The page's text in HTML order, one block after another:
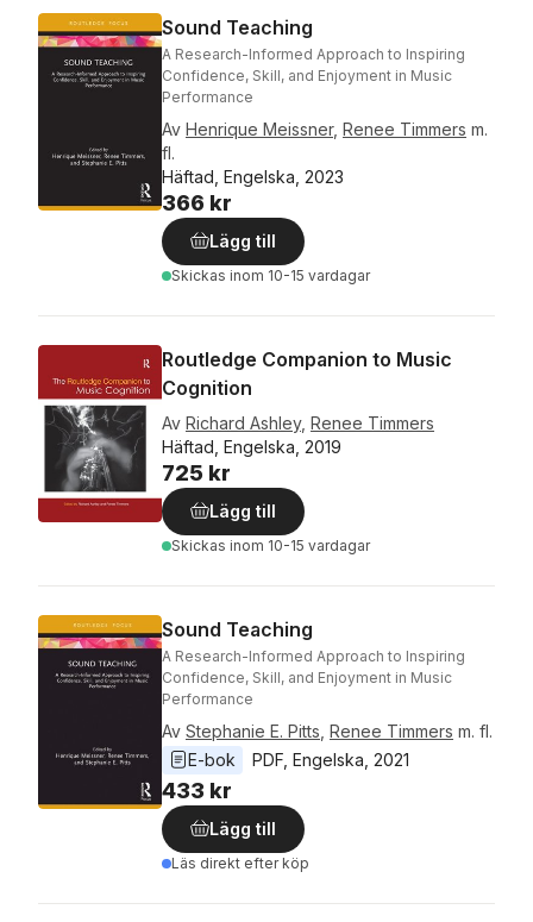
Sound Teaching
A Research-Informed Approach to Inspiring
Confidence, Skill, and Enjoyment in Music
Performance
Av Henrique Meissner, Renee Timmers m.
fl.
Häftad, Engelska, 2023
366 kr
Lägg till
Skickas inom 10-15 vardagar
Routledge Companion to Music
Cognition
Av Richard Ashley, Renee Timmers
Häftad, Engelska, 2019
725 kr
Lägg till
Skickas inom 10-15 vardagar
Sound Teaching
A Research-Informed Approach to Inspiring
Confidence, Skill, and Enjoyment in Music
Performance
Av Stephanie E. Pitts Renee Timmers m. fl.
E-bok
PDF Engelska 2021
433 kr
Lägg till
Läs direkt efter köp